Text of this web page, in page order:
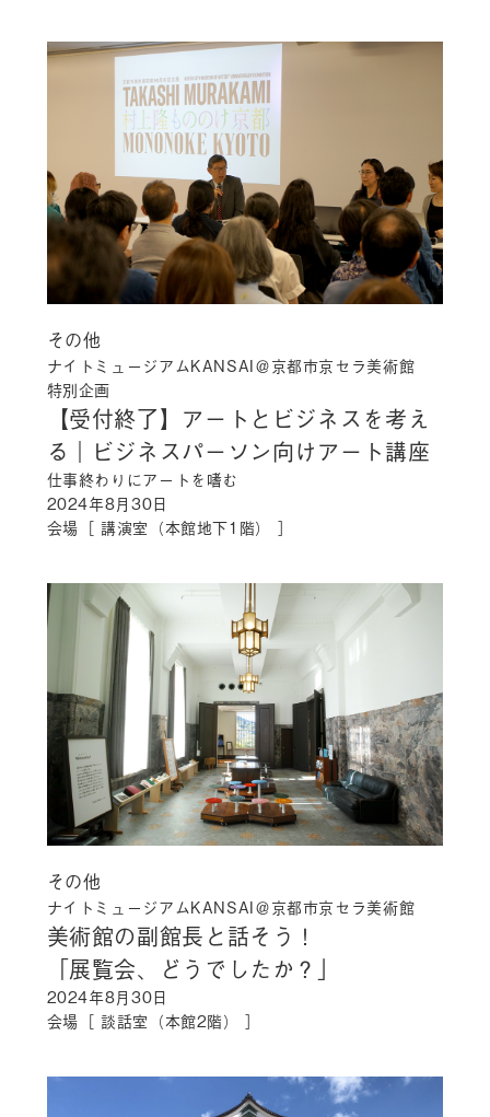
その他
ナイトミュージアムKANSAI＠京都市京セラ美術館
特別企画
【受付終了】アートとビジネスを考え
る｜ビジネスパーソン向けアート講座
仕事終わりにアートを嗜む
2024年8月30日
会場［ 講演室（本館地下1階） ］
その他
ナイトミュージアムKANSAI＠京都市京セラ美術館
美術館の副館長と話そう！
「展覧会、どうでしたか？」
2024年8月30日
会場［ 談話室（本館2階） ］